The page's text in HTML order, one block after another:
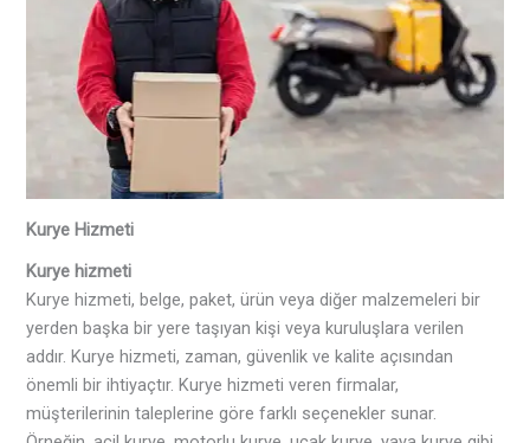
Kurye Hizmeti
Kurye hizmeti
Kurye hizmeti, belge, paket, ürün veya diğer malzemeleri bir
yerden başka bir yere taşıyan kişi veya kuruluşlara verilen
addır. Kurye hizmeti, zaman, güvenlik ve kalite açısından
önemli bir ihtiyaçtır. Kurye hizmeti veren firmalar,
müşterilerinin taleplerine göre farklı seçenekler sunar.